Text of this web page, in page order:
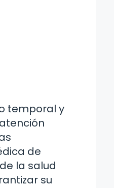
temporal y
de
la salud
su